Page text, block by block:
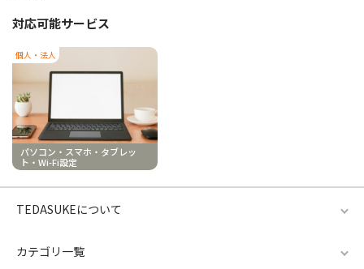
対応可能サービス
個人・法人
パソコン・スマホ・タブレッ
ト・Wi-Fi設定
TEDASUKEについて
カテゴリ一覧